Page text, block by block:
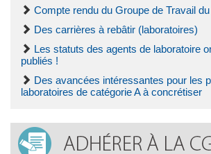
Compte rendu du Groupe de Travail
Des carrières à rebâtir (laboratoires)
Les statuts des agents de laboratoire
publiés !
Des avancées intéressantes pour les
laboratoires de catégorie A à concrétiser